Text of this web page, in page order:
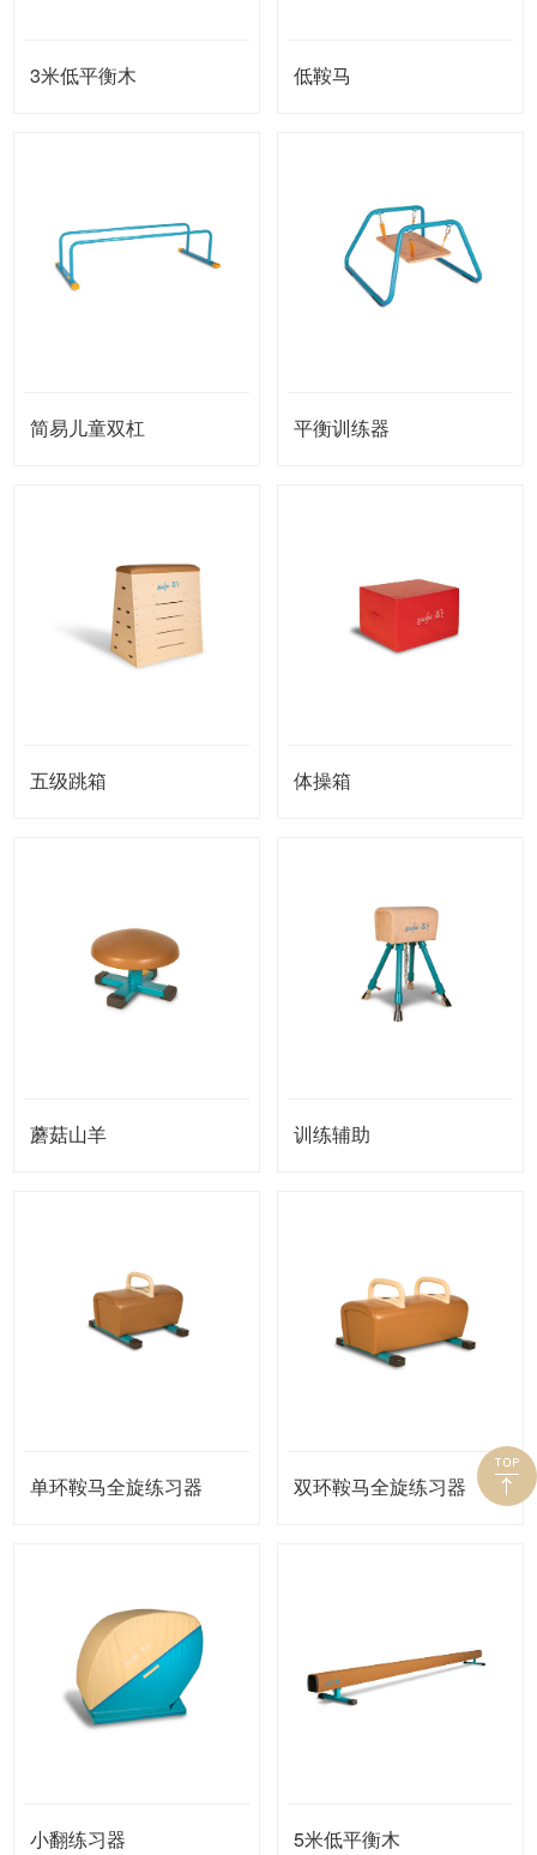
3米低平衡木 低鞍马
简易儿童双杠 平衡训练器
五级跳箱 体操箱
蘑菇山羊 训练辅助
单环鞍马全旋练习器 双环鞍马全旋练习器
小翻练习器 5米低平衡木